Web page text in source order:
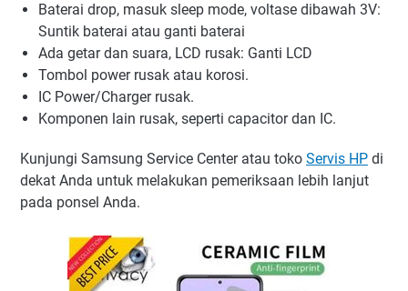
Baterai drop, masuk sleep mode, voltase dibawah 3V:
Suntik baterai atau ganti baterai
Ada getar dan suara, LCD rusak: Ganti LCD
Tombol power rusak atau korosi.
IC Power/Charger rusak.
Komponen lain rusak, seperti capacitor dan IC.
Kunjungi Samsung Service Center atau toko Servis HP di
dekat Anda untuk melakukan pemeriksaan lebih lanjut
pada ponsel Anda.